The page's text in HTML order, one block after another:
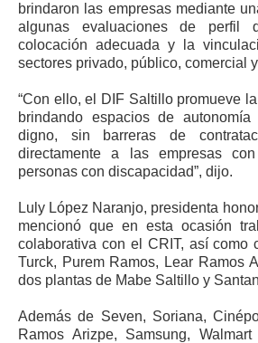
brindaron las empresas mediante
algunas evaluaciones de perfil
colocación adecuada y la
sectores privado, público, comercial
“Con ello, el DIF Saltillo promueve
brindando espacios de autonomía
digno, sin barreras de
directamente a las empresas
personas con discapacidad”, dijo.
Luly López Naranjo, presidenta
mencionó que en esta ocasión
colaborativa con el CRIT, así como
Turck, Purem Ramos, Lear Ramos
dos plantas de Mabe Saltillo y
Además de Seven, Soriana,
Ramos Arizpe, Samsung,